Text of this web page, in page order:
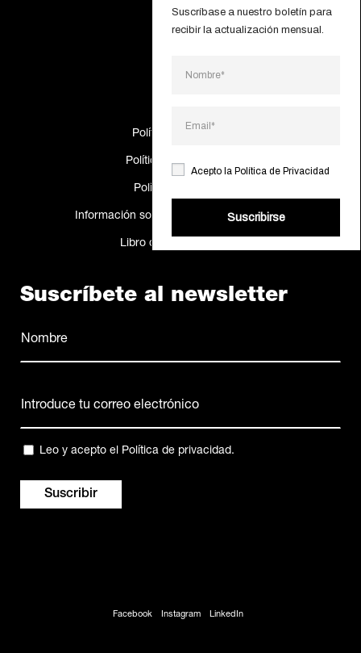
Proyectos
Política de Cookies
Política de privacidad
Política de calidad
Información sobre resolución de disputas
Libro de reclamaciones
Suscríbete al newsletter
electrónico
Privacidad
Leo y acepto el Política de privacidad.
Facebook Instagram LinkedIn
Acepto la Política de Privacidad
Suscribirse
Suscríbase a nuestro boletín para
recibir la actualización mensual.